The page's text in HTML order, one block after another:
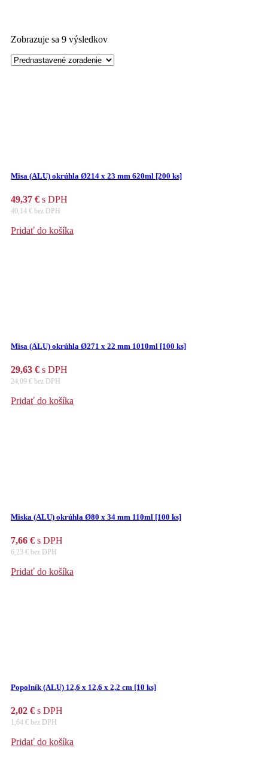
Zobrazuje sa 9 výsledkov
Misa (ALU) okrúhla Ø214 x 23 mm 620ml [200 ks]
49,37 € s DPH
40,14 € bez DPH
Pridať do košíka
Misa (ALU) okrúhla Ø271 x 22 mm 1010ml [100 ks]
29,63 € s DPH
24,09 € bez DPH
Pridať do košíka
Miska (ALU) okrúhla Ø80 x 34 mm 110ml [100 ks]
7,66 € s DPH
6,23 € bez DPH
Pridať do košíka
Popolník (ALU) 12,6 x 12,6 x 2,2 cm [10 ks]
2,02 € s DPH
1,64 € bez DPH
Pridať do košíka